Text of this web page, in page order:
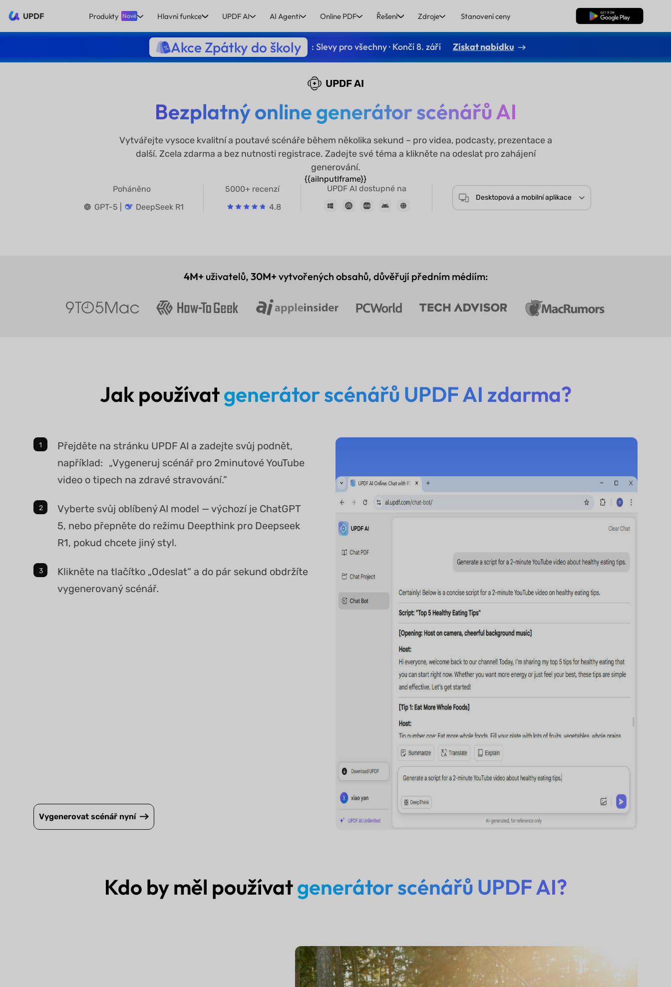
UPDF Produkty Nové Hlavní funkce UPDF AI AI Agenti Online PDF Řešení Zdroje Stanovení ceny Bezplatné stažení
Akce Zpátky do školy : Slevy pro všechny · Končí 8. září Získat nabídku
UPDF AI
Bezplatný online generátor scénářů AI
Vytvářejte vysoce kvalitní a poutavé scénáře během několika sekund – pro videa, podcasty, prezentace a
další. Zcela zdarma a bez nutnosti registrace. Zadejte své téma a klikněte na odeslat pro zahájení
generování.
{{aiInputIframe}}
Poháněno
GPT-5 |
DeepSeek R1
5000+ recenzí
4.8
UPDF AI dostupné na
Desktopová a mobilní aplikace
4M+ uživatelů, 30M+ vytvořených obsahů, důvěřují předním médiím:
Jak používatgenerátor scénářů UPDF AI zdarma?
Přejděte na stránku UPDF AI a zadejte svůj podnět,
například: „Vygeneruj scénář pro 2minutové YouTube
video o tipech na zdravé stravování.”
Vyberte svůj oblíbený AI model — výchozí je ChatGPT
5, nebo přepněte do režimu Deepthink pro Deepseek
R1, pokud chcete jiný styl.
Klikněte na tlačítko „Odeslat“ a do pár sekund obdržíte
vygenerovaný scénář.
Vygenerovat scénář nyní
Kdo by měl používatgenerátor scénářů UPDF AI?